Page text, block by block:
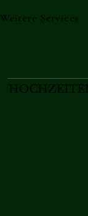
Weitere Services